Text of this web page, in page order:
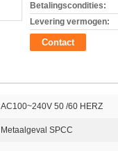
Betalingscondities:
Levering vermogen:
Contact
AC100~240V 50 /60 HERZ
Metaalgeval SPCC